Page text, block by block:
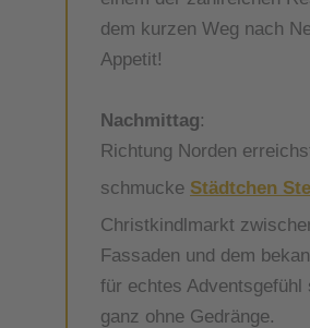
dem kurzen Weg nach
Appetit!
Nachmittag:
Richtung Norden
schmucke Städtchen
Christkindlmarkt
Fassaden und dem
für echtes Adventsgefühl
ganz ohne Gedränge.